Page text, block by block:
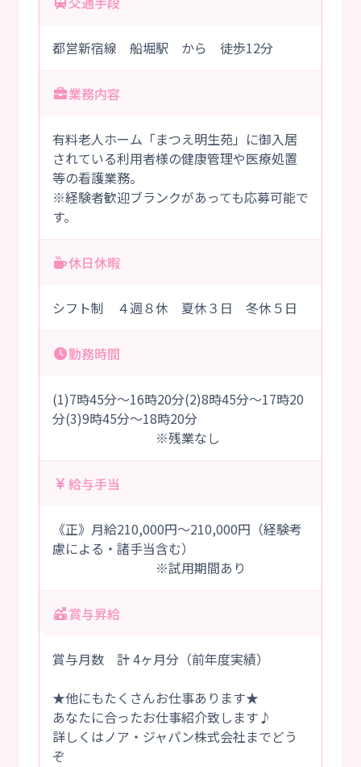
都営新宿線 船堀駅 から 徒歩12分
業務内容
有料老人ホーム「まつえ明生苑」に御入居
されている利用者様の健康管理や医療処置
等の看護業務。
※経験者歓迎ブランクがあっても応募可能で
す。
休日休暇
シフト制 ４週８休 夏休３日 冬休５日
勤務時間
(1)7時45分～16時20分(2)8時45分～17時20
分(3)9時45分～18時20分
※残業なし
給与手当
《正》月給210,000円～210,000円（経験考
慮による・諸手当含む）
※試用期間あり
賞与昇給
賞与月数 計 4ヶ月分（前年度実績）
★他にもたくさんお仕事あります★
あなたに合ったお仕事紹介致します♪
詳しくはノア・ジャパン株式会社までどう
ぞ